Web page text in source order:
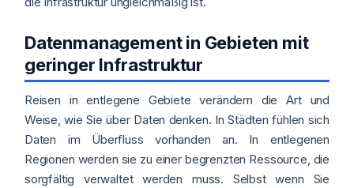
Datenmanagement in Gebieten mit
geringer Infrastruktur
Reisen in entlegene Gebiete verändern die Art und
Weise, wie Sie über Daten denken. In Städten fühlen sich
Daten im Überfluss vorhanden an. In entlegenen
Regionen werden sie zu einer begrenzten Ressource, die
sorgfältig verwaltet werden muss. Selbst wenn Sie